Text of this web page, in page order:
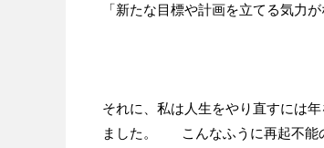
「新たな目標や計画を立てる気力が
それに、私は人生をやり直すには
ました。 こんなふうに再起不能